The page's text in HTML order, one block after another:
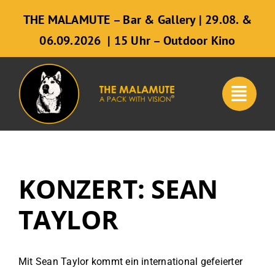
THE MALAMUTE – Bar & Gallery | 29.08. &
06.09.2026 | 15 Uhr – Outdoor Kino
KONZERT: SEAN
TAYLOR
Mit Sean Taylor kommt ein international gefeierter